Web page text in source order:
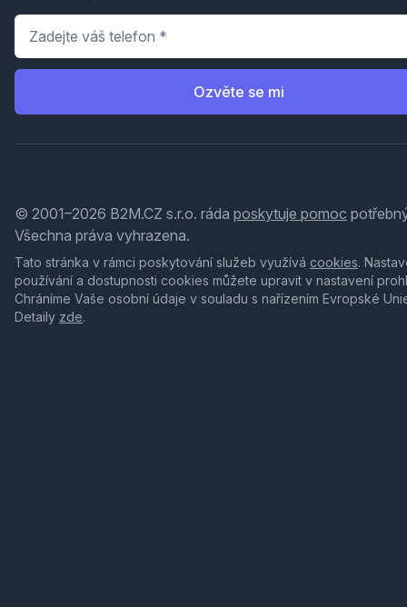
Telefon
Ozvěte se mi
© 2001–2026 B2M.CZ s.r.o. ráda poskytuje pomoc
Všechna práva vyhrazena.
Tato stránka v rámci poskytování služeb využívá cookies.
používání a dostupnosti cookies můžete upravit v nastavení
Chráníme Vaše osobní údaje v souladu s nařízením Evropské
Detaily zde.